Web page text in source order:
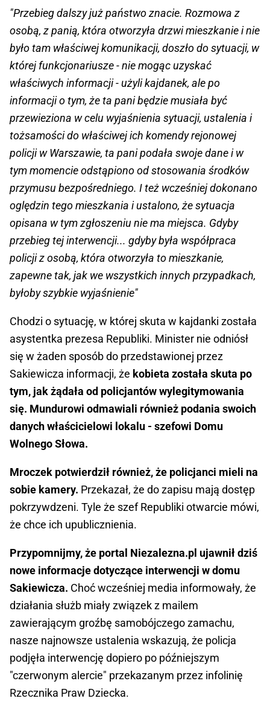
"Przebieg dalszy już państwo znacie. Rozmowa z
osobą, z panią, która otworzyła drzwi mieszkanie i nie
było tam właściwej komunikacji, doszło do sytuacji, w
której funkcjonariusze - nie mogąc uzyskać
właściwych informacji - użyli kajdanek, ale po
informacji o tym, że ta pani będzie musiała być
przewieziona w celu wyjaśnienia sytuacji, ustalenia i
tożsamości do właściwej ich komendy rejonowej
policji w Warszawie, ta pani podała swoje dane i w
tym momencie odstąpiono od stosowania środków
przymusu bezpośredniego. I też wcześniej dokonano
oględzin tego mieszkania i ustalono, że sytuacja
opisana w tym zgłoszeniu nie ma miejsca. Gdyby
przebieg tej interwencji... gdyby była współpraca
policji z osobą, która otworzyła to mieszkanie,
zapewne tak, jak we wszystkich innych przypadkach,
byłoby szybkie wyjaśnienie"
Chodzi o sytuację, w której skuta w kajdanki została
asystentka prezesa Republiki. Minister nie odniósł
się w żaden sposób do przedstawionej przez
Sakiewicza informacji, że kobieta została skuta po
tym, jak żądała od policjantów wylegitymowania
się. Mundurowi odmawiali również podania swoich
danych właścicielowi lokalu - szefowi Domu
Wolnego Słowa.
Mroczek potwierdził również, że policjanci mieli na
sobie kamery. Przekazał, że do zapisu mają dostęp
pokrzywdzeni. Tyle że szef Republiki otwarcie mówi,
że chce ich upublicznienia.
Przypomnijmy, że portal Niezalezna.pl ujawnił dziś
nowe informacje dotyczące interwencji w domu
Sakiewicza. Choć wcześniej media informowały, że
działania służb miały związek z mailem
zawierającym groźbę samobójczego zamachu,
nasze najnowsze ustalenia wskazują, że policja
podjęła interwencję dopiero po późniejszym
"czerwonym alercie" przekazanym przez infolinię
Rzecznika Praw Dziecka.